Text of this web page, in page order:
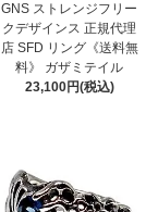
GNS ストレンジフリー
クデザインス 正規代理
店 SFD リング《送料無
料》 ガザミテイル
23,100円(税込)